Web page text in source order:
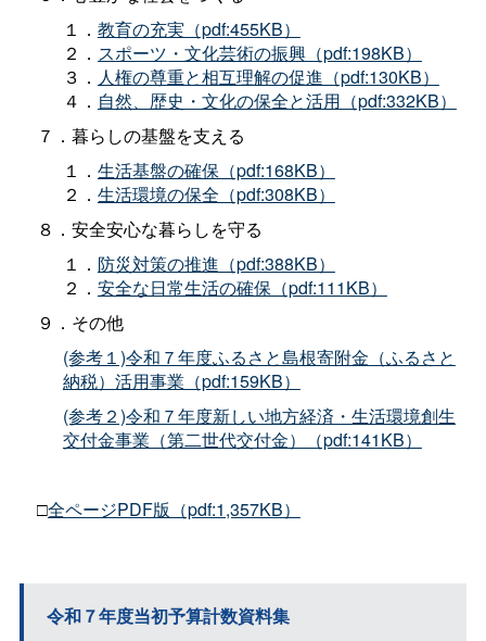
１． 教育の充実（pdf:455KB）
２． スポーツ・文化芸術の振興（pdf:198KB）
３． 人権の尊重と相互理解の促進（pdf:130KB）
４． 自然、歴史・文化の保全と活用（pdf:332KB）
７．暮らしの基盤を支える
１． 生活基盤の確保（pdf:168KB）
２． 生活環境の保全（pdf:308KB）
８．安全安心な暮らしを守る
１． 防災対策の推進（pdf:388KB）
２． 安全な日常生活の確保（pdf:111KB）
９．その他
(参考１)令和７年度ふるさと島根寄附金（ふるさと
納税）活用事業（pdf:159KB）
(参考２)令和７年度新しい地方経済・生活環境創生
交付金事業（第二世代交付金）（pdf:141KB）
□全ページPDF版（pdf:1,357KB）
令和７年度当初予算計数資料集